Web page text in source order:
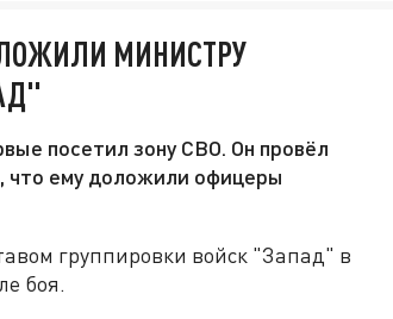
МИНИСТРУ
посетил зону СВО. Он провёл
что ему доложили офицеры
группировки войск "Запад" в
боя.